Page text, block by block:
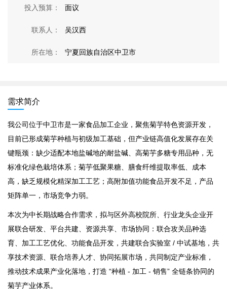
投入预算： 面议
联系人： 吴汉西
所在地： 宁夏回族自治区中卫市
需求简介
我公司位于中卫市是一家食品加工企业，聚焦菊芋特色资源开发，
目前已形成菊芋种植与初级加工基础，但产业链高值化发展存在关
键瓶颈：缺少适配本地盐碱地的耐盐碱、高菊芋多糖专用品种，无
标准化绿色栽培体系；菊芋低聚果糖、膳食纤维提取率低、成本
高，缺乏规模化精深加工工艺；高附加值功能食品开发不足，产品
矩阵单一，市场竞争力弱。
本次为中长期战略合作需求，拟与区外高校院所、行业龙头企业开
展联合研发、平台共建、资源共享、市场协同：联合攻关品种选
育、加工工艺优化、功能食品开发，共建联合实验室 / 中试基地，共
享技术资源、联合培养人才、协同拓展市场，共同制定产业标准，
推动技术成果产业化落地，打造 “种植 - 加工 - 销售” 全链条协同的
菊芋产业体系。